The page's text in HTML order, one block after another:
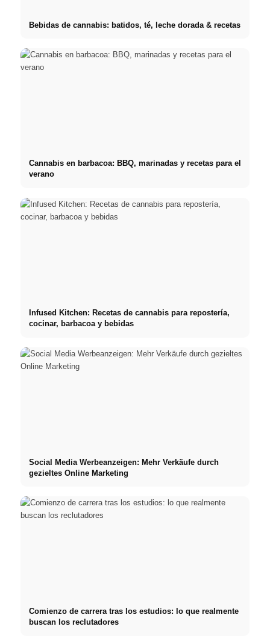
Bebidas de cannabis: batidos, té, leche dorada & recetas
Cannabis en barbacoa: BBQ, marinadas y recetas para el
verano
Infused Kitchen: Recetas de cannabis para repostería,
cocinar, barbacoa y bebidas
Social Media Werbeanzeigen: Mehr Verkäufe durch
gezieltes Online Marketing
Comienzo de carrera tras los estudios: lo que realmente
buscan los reclutadores